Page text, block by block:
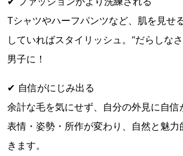
Tシャツやハーフパンツなど、肌を見せ
していればスタイリッシュ。“だらしな
男子に！
✔ 自信がにじみ出る
余計な毛を気にせず、自分の外見に自信
表情・姿勢・所作が変わり、自然と魅力
きます。